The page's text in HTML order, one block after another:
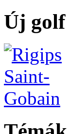
Új golf